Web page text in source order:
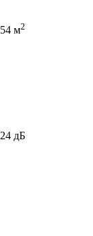
54 м2
24 дБ